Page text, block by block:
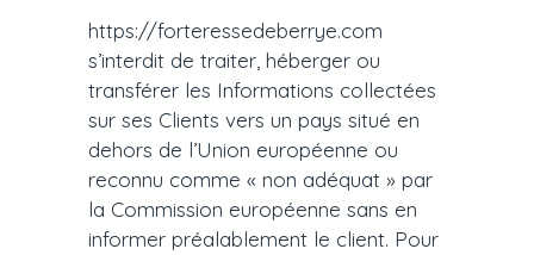
https://forteressedeberrye.com
s’interdit de traiter, héberger ou
transférer les Informations collectées
sur ses Clients vers un pays situé en
dehors de l’Union européenne ou
reconnu comme « non adéquat » par
la Commission européenne sans en
informer préalablement le client. Pour